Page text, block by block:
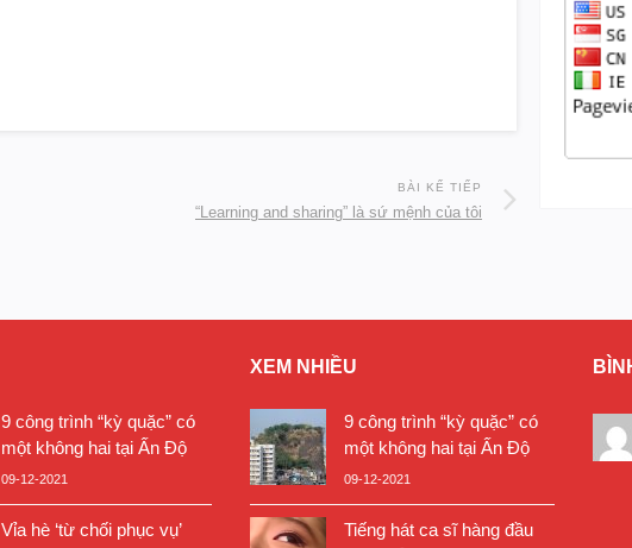
BÀI KẾ TIẾP
“Learning and sharing” là sứ mệnh của tôi
9 công trình “kỳ quặc” có
một không hai tại Ấn Độ
09-12-2021
Vỉa hè ‘từ chối phục vụ’
XEM NHIỀU
9 công trình “kỳ quặc” có
một không hai tại Ấn Độ
09-12-2021
Tiếng hát ca sĩ hàng đầu